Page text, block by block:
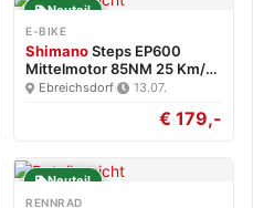
Neuteil
E-BIKE
ShimanoSteps EP600
Mittelmotor 85NM 25 Km/h
NeuEbreichsdorf· 13.07.
€ 179,-
Neuteil
RENNRAD